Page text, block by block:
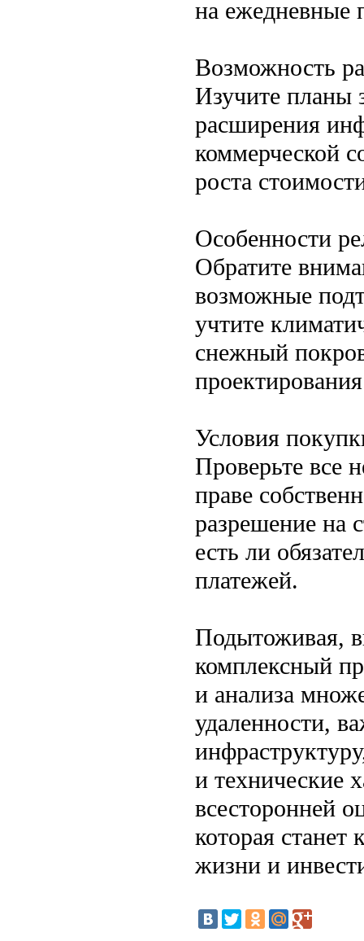
на ежедневные
Возможность
Изучите планы
расширения
коммерческой
роста
Особенности
Обратите
возможные
учтите
снежный
Условия
Проверьте все
праве
разрешение на
есть ли
платежей.
Подытоживая,
комплексный
и анализа
удаленности,
и технические
всесторонней
которая
жизни и